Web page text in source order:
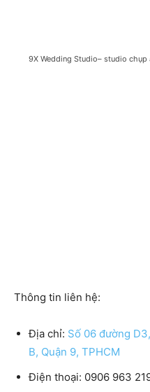
9X Wedding Studio– studio
Thông tin liên hệ:
Địa chỉ: Số 06 đường
B, Quận 9, TPHCM
Điện thoại: 0906 963